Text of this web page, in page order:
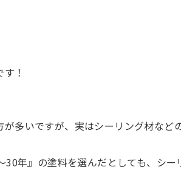
す！
多いですが、実はシーリング材など
年』の塗料を選んだとしても、シ